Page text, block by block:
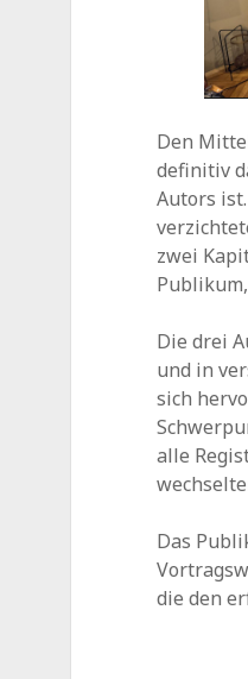
Den
definitiv
Autors
zwei
Die drei
und in
sich
alle
Das
die den